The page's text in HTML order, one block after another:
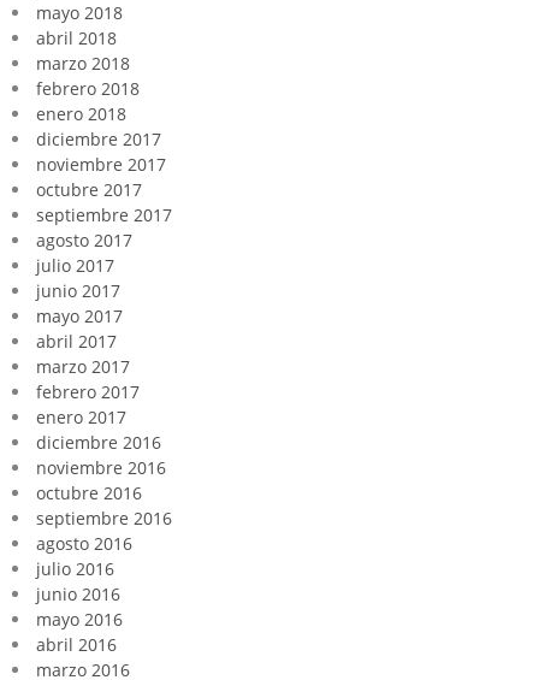
mayo 2018
abril 2018
marzo 2018
febrero 2018
enero 2018
diciembre 2017
noviembre 2017
octubre 2017
septiembre 2017
agosto 2017
julio 2017
junio 2017
mayo 2017
abril 2017
marzo 2017
febrero 2017
enero 2017
diciembre 2016
noviembre 2016
octubre 2016
septiembre 2016
agosto 2016
julio 2016
junio 2016
mayo 2016
abril 2016
marzo 2016